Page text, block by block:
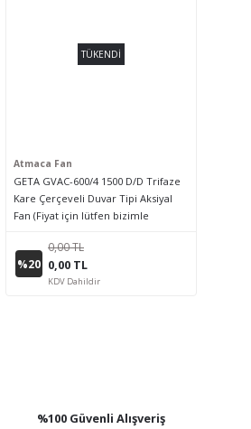
TÜKENDİ
Atmaca Fan
GETA GVAC-600/4 1500 D/D Trifaze
Kare Çerçeveli Duvar Tipi Aksiyal
Fan (Fiyat için lütfen bizimle
%20
0,00 TL
0,00 TL
KDV Dahildir
%100 Güvenli Alışveriş